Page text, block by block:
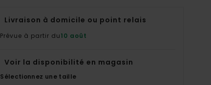
Livraison à domicile ou point relais
Prévue à partir du10 août
Voir la disponibilité en magasin
Sélectionnez une taille